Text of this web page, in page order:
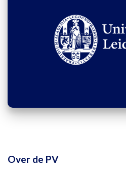
Over de PV